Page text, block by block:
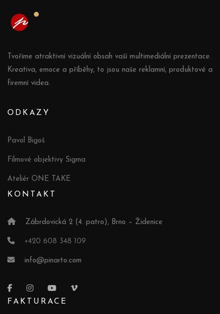
Tvoříme atraktivní vizuální obsah vaší multimediální prezentace.
Kreativa, emoce a příběhy, to jsou naše reklamní, produktové a
firemní videa.
ODKAZY
Pavol Bigoš
Filmové objektivy Sigma
Ateliér ONE TAKE
KONTAKT
Zábrdovická 2 (4. patro), Brno – Židenice
+420 608 348 109
info@pinarto.com
FAKTURACE